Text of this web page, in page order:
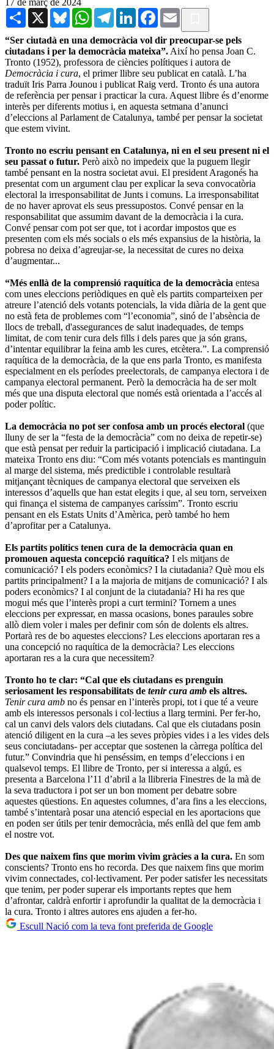
Share X BlueskyWhatsAppTelegramLinkedInFacebook
Email
“Ser ciutadà en una democràcia vol dir preocupar-se pels
ciutadans i per la democràcia mateixa”. Així ho pensa Joan C.
Tronto (1952), professora de ciències polítiques i autora de
Democràcia i cura, el primer llibre seu publicat en català. L’ha
traduït Iris Parra Jounou i publicat Raig verd. Tronto és una autora
de referència per pensar i practicar la cura. Aquest llibre és d’enorme
interès per diferents motius i, en aquesta setmana d’anunci
d’eleccions al Parlament de Catalunya, també per pensar la societat
que estem vivint.
Tronto no escriu pensant en Catalunya, ni en el seu present ni el
seu passat o futur. Però això no impedeix que la puguem llegir
també pensant en la nostra societat avui. El president Aragonés ha
presentat com un argument clau per explicar la seva convocatòria
electoral la irresponsabilitat de Junts i comuns. La irresponsabilitat
de no haver aprovat els seus pressupostos. Convé pensar en la
responsabilitat que assumim davant de la democràcia i la cura.
Convé pensar com pot ser que, tot i acordar impostos que es
presenten com els més socials o els més expansius de la història, la
pobresa no deixa d’agreujar-se, la necessitat de cures no deixa
d’augmentar...
“Més enllà de la comprensió raquítica de la democràcia entesa
com unes eleccions periòdiques en què els partits comparteixen per
atreure l’atenció dels votants potencials, la vida diària de la gent que
no està feta de problemes com “l’economia”, sinó de l’absència de
llocs de treball, d'assegurances de salut inadequades, de temps
limitat, de com tenir cura dels fills i dels pares que ja són grans,
d’intentar equilibrar la feina amb les cures, etcètera.”. La comprensió
raquítica de la democràcia, de la que ens parla Tronto, es manifesta
especialment en els períodes preelectorals, de campanya electora i de
campanya electoral permanent. Però la democràcia ha de ser molt
més que una disputa electoral que només està orientada a l’accés al
poder polític.
La democràcia no pot ser confosa amb un procés electoral (que
lluny de ser la “festa de la democràcia” com no deixa de repetir-se)
que està pensat per reduir la participació i implicació ciutadana. La
mateixa Tronto ens diu: “Com més votants potencials es mantinguin
al marge del sistema, més predictible i controlable resultarà
mitjançant tècniques de campanya electoral que serveixen els
interessos d’aquells que han estat elegits i que, al seu torn, serveixen
qui finança el sistema de campanyes caríssim”. Tronto escriu
pensant en els Estats Units d’Amèrica, però també ho hem
d’aprofitar per a Catalunya.
Els partits polítics tenen cura de la democràcia quan en
promouen aquesta concepció raquítica? I els mitjans de
comunicació? I els poders econòmics? I la ciutadania? Què mou els
partits principalment? I a la majoria de mitjans de comunicació? I als
poders econòmics? I al conjunt de la ciutadania? Hi ha res que
mogui més que l’interès propi a curt termini? Tornem a unes
eleccions per expressar, en massa ocasions, bones paraules sobre
allò diem voler i males per definir com són de dolents els altres.
Portarà res de bo aquestes eleccions? Les eleccions aportaran res a
una concepció no raquítica de la democràcia? Les eleccions
aportaran res a la cura que necessitem?
Tronto ho te clar: “Cal que els ciutadans es prenguin
seriosament les responsabilitats de tenir cura amb els altres.
Tenir cura amb no és pensar en l’interès propi, tot i que té a veure
amb els interessos personals i col·lectius a llarg termini. Per fer-ho,
cal un canvi dels valors dels ciutadans. Cal que els ciutadans posin
atenció diligent en la cura –a les seves pròpies vides i a les vides dels
seus conciutadans- per acceptar que sostenen la càrrega política del
futur.” Convindria que hi penséssim, en temps d’eleccions i en
qualsevol temps. El llibre de Tronto, per si interessa a algú, es
presenta a Barcelona l’11 d’abril a la llibreria Finestres de la mà de
la seva traductora i pot ser un bon moment per debatre sobre
aquestes qüestions. En aquestes columnes, d’ara fins a les eleccions,
també s’intentarà posar una atenció especial en les aportacions que
en poden ser útils per tenir democràcia, més enllà del que fem amb
el nostre vot.
Des que naixem fins que morim vivim gràcies a la cura. En som
conscients? Tronto ens ho recorda. Des que naixem fins que morim
vivim connectades, col·lectivament. Per poder satisfer les necessitats
que tenim, per poder superar els importants reptes que hem
d’afrontar, caldrà enfortir i aprofundir la qualitat de la democràcia i
la cura. Tronto i altres autores ens ajuden a fer-ho.
Escull Nació com la teva font preferida de Google